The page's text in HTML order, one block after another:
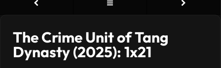
The Crime Unit of Tang
Dynasty (2025): 1x21